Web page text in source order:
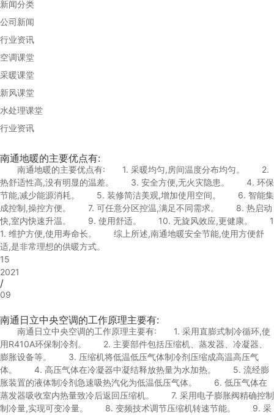
新闻分类
公司新闻
行业资讯
空调课堂
采暖课堂
新风课堂
水处理课堂
行业资讯
南通地暖的主要优点有:
南通地暖的主要优点有: 1. 采暖均匀,房间温度分布均匀。 2.
热舒适性高,没有明显的温差。 3. 安全方便,无火灾隐患。 4. 环保
节能,减少能源消耗。 5. 装修简洁美观,增加使用空间。 6. 智能集
成控制,操控方便。 7. 可任意分区控温,满足不同需求。 8. 热启动
快,室内快速升温。 9. 使用舒适。 10. 无旋风效应,更健康。 1
1. 维护方便,使用寿命长。 综上所述,南通地暖安全节能,使用方便舒
适,是非常理想的供暖方式。
15
2021
/
09
南通日立中央空调的工作原理主要有:
南通日立中央空调的工作原理主要有: 1. 采用直膨式制冷循环,使
用R410A环保制冷剂。 2. 主要部件包括压缩机、蒸发器、冷凝器、
膨胀设备等。 3. 压缩机将低温低压气体制冷剂压缩成高温高压气
体。 4. 高压气体在冷凝器中凝结释放热量为水加热。 5. 流经膨
胀装置的液体制冷剂急速吸热汽化为低温低压气体。 6. 低压气体在
蒸发器吸收室内热量致冷后返回压缩机。 7. 采用电子膨胀阀精确控制
制冷量,实现可变冷量。 8. 变频技术调节压缩机转速节能。 9. 采